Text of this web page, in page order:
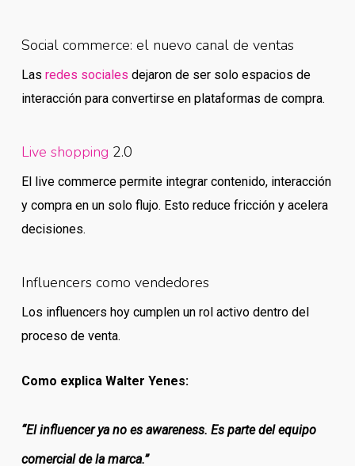
Social commerce: el nuevo canal de ventas
Las redes sociales dejaron de ser solo espacios de
interacción para convertirse en plataformas de compra.
Live shopping 2.0
El live commerce permite integrar contenido, interacción
y compra en un solo flujo. Esto reduce fricción y acelera
decisiones.
Influencers como vendedores
Los influencers hoy cumplen un rol activo dentro del
proceso de venta.
Como explica Walter Yenes:
“El influencer ya no es awareness. Es parte del equipo
comercial de la marca.”